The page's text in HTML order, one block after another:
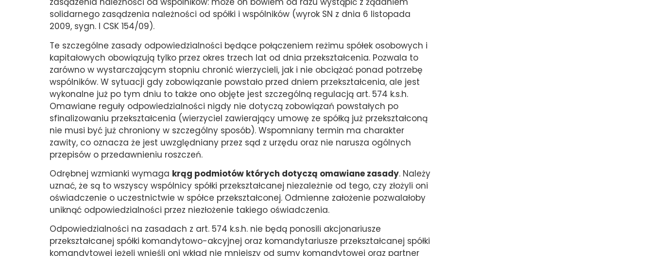
solidarnego zasądzenia należności od spółki i wspólników (wyrok SN z dnia 6 listopada
2009, sygn. I CSK 154/09).
Te szczególne zasady odpowiedzialności będące połączeniem reżimu spółek osobowych i
kapitałowych obowiązują tylko przez okres trzech lat od dnia przekształcenia. Pozwala to
zarówno w wystarczającym stopniu chronić wierzycieli, jak i nie obciążać ponad potrzebę
wspólników. W sytuacji gdy zobowiązanie powstało przed dniem przekształcenia, ale jest
wykonalne już po tym dniu to także ono objęte jest szczególną regulacją art. 574 k.s.h.
Omawiane reguły odpowiedzialności nigdy nie dotyczą zobowiązań powstałych po
sfinalizowaniu przekształcenia (wierzyciel zawierający umowę ze spółką już przekształconą
nie musi być już chroniony w szczególny sposób). Wspomniany termin ma charakter
zawity, co oznacza że jest uwzględniany przez sąd z urzędu oraz nie narusza ogólnych
przepisów o przedawnieniu roszczeń.
Odrębnej wzmianki wymaga krąg podmiotów których dotyczą omawiane zasady. Należy
uznać, że są to wszyscy wspólnicy spółki przekształcanej niezależnie od tego, czy złożyli oni
oświadczenie o uczestnictwie w spółce przekształconej. Odmienne założenie pozwalałoby
uniknąć odpowiedzialności przez niezłożenie takiego oświadczenia.
Odpowiedzialności na zasadach z art. 574 k.s.h. nie będą ponosili akcjonariusze
przekształcanej spółki komandytowo-akcyjnej oraz komandytariusze przekształcanej spółki
komandytowej jeżeli wnieśli oni wkład nie mniejszy od sumy komandytowej oraz partner